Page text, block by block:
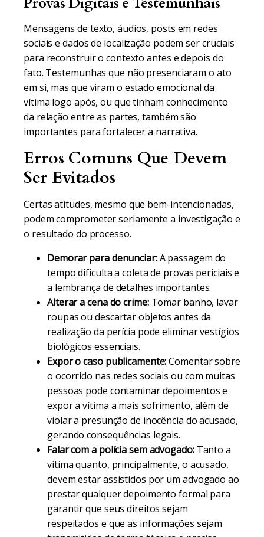
Mensagens de texto, áudios, posts em redes
sociais e dados de localização podem ser cruciais
para reconstruir o contexto antes e depois do
fato. Testemunhas que não presenciaram o ato
em si, mas que viram o estado emocional da
vítima logo após, ou que tinham conhecimento
da relação entre as partes, também são
importantes para fortalecer a narrativa.
Erros Comuns Que Devem
Ser Evitados
Certas atitudes, mesmo que bem-intencionadas,
podem comprometer seriamente a investigação e
o resultado do processo.
Demorar para denunciar:A passagem do
tempo dificulta a coleta de provas periciais e
a lembrança de detalhes importantes.
Alterar a cena do crime:Tomar banho, lavar
roupas ou descartar objetos antes da
realização da perícia pode eliminar vestígios
biológicos essenciais.
Expor o caso publicamente:Comentar sobre
o ocorrido nas redes sociais ou com muitas
pessoas pode contaminar depoimentos e
expor a vítima a mais sofrimento, além de
violar a presunção de inocência do acusado,
gerando consequências legais.
Falar com a polícia sem advogado:Tanto a
vítima quanto, principalmente, o acusado,
devem estar assistidos por um advogado ao
prestar qualquer depoimento formal para
garantir que seus direitos sejam
respeitados e que as informações sejam